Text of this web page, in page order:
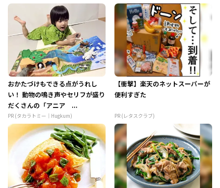
おかたづけもできる点がうれし
い！ 動物の鳴き声やセリフが盛り
だくさんの「アニア ...
PR (タカラトミー｜Hugkum)
【衝撃】楽天のネットスーパーが
便利すぎた
PR (レタスクラブ)